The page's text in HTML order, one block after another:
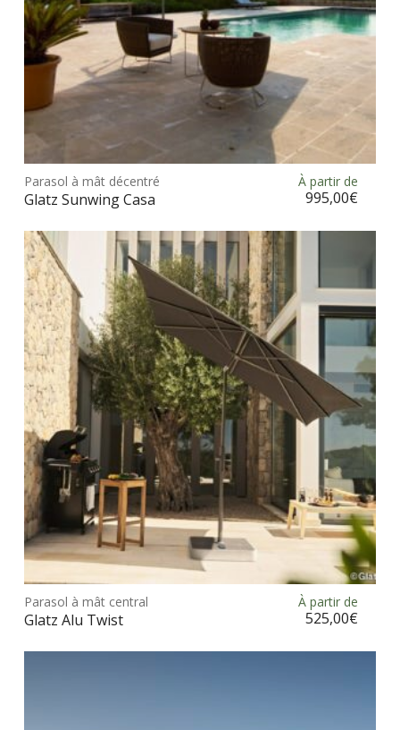
Choix des options
Ce
être
sur
la
du
Parasol à mât décentré
Glatz Sunwing Casa
À partir de
995,00€
Parasol à mât central
Glatz Alu Twist
À partir de
525,00€